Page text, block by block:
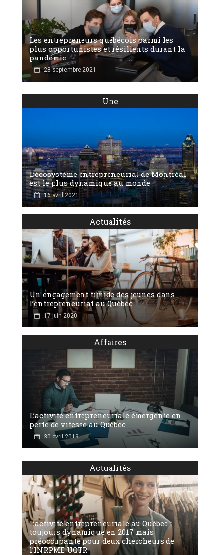
Les entrepreneurs québécois parmi les
plus opportunistes et résilients durant la
pandémie
28 septembre 2021
Une
L’écosystème entrepreneurial de Montréal
est le plus dynamique au monde
16 avril 2021
Actualités
Un engagement timide des jeunes dans
l’entrepreneuriat au Québec
17 juin 2020
Affaires
L’activité entrepreneuriale émergente en
perte de vitesse au Québec
30 avril 2019
Actualités
L’activité entrepreneuriale au Québec
toujours dynamique en 2017 mais
préoccupante pour deux chercheurs de
l’INRPME UQTR